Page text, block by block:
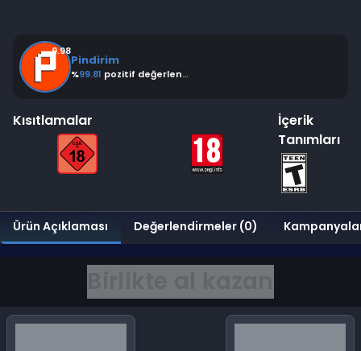
9.98
Pindirim
%99.81 pozitif değerlendirme
Kısıtlamalar
İçerik
Tanımları
Ürün Açıklaması Değerlendirmeler (0)